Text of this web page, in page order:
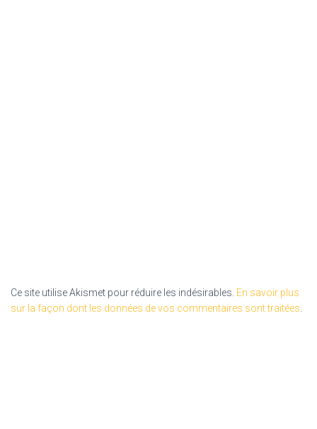
Ce site utilise Akismet pour réduire les indésirables. En savoir plus
sur la façon dont les données de vos commentaires sont traitées